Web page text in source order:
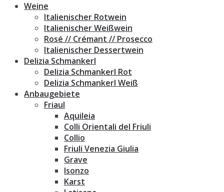
Weine
Italienischer Rotwein
Italienischer Weißwein
Rosé // Crémant // Prosecco
Italienischer Dessertwein
Delizia Schmankerl
Delizia Schmankerl Rot
Delizia Schmankerl Weiß
Anbaugebiete
Friaul
Aquileia
Colli Orientali del Friuli
Collio
Friuli Venezia Giulia
Grave
Isonzo
Karst